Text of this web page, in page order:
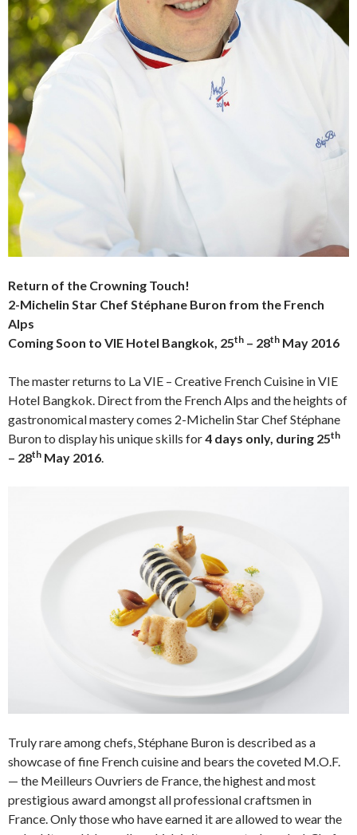
Return of the Crowning Touch!
2-Michelin Star Chef Stéphane Buron from the French
Alps
Coming Soon to VIE Hotel Bangkok, 25th – 28th May 2016
The master returns to La VIE – Creative French Cuisine in VIE
Hotel Bangkok. Direct from the French Alps and the heights of
gastronomical mastery comes 2-Michelin Star Chef Stéphane
Buron to display his unique skills for4 days only, during 25th
– 28th May 2016
Truly rare among chefs, Stéphane Buron is described as a
showcase of fine French cuisine and bears the coveted M.O.F.
— the Meilleurs Ouvriers de France, the highest and most
prestigious award amongst all professional craftsmen in
France. Only those who have earned it are allowed to wear the